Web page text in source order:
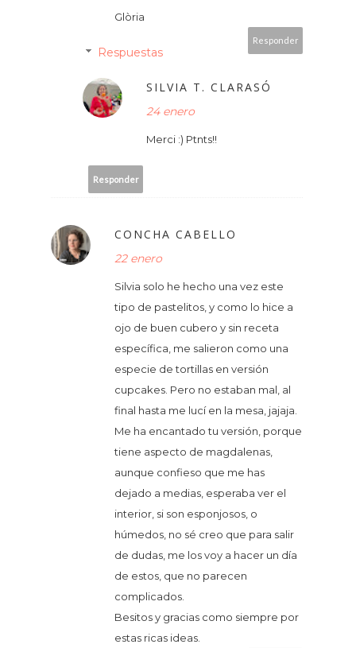
Glòria
Responder
Respuestas
SILVIA T. CLARASÓ
24 enero
Merci :) Ptnts!!
Responder
CONCHA CABELLO
22 enero
Silvia solo he hecho una vez este
tipo de pastelitos, y como lo hice a
ojo de buen cubero y sin receta
específica, me salieron como una
especie de tortillas en versión
cupcakes. Pero no estaban mal, al
final hasta me lucí en la mesa, jajaja.
Me ha encantado tu versión, porque
tiene aspecto de magdalenas,
aunque confieso que me has
dejado a medias, esperaba ver el
interior, si son esponjosos, o
húmedos, no sé creo que para salir
de dudas, me los voy a hacer un día
de estos, que no parecen
complicados.
Besitos y gracias como siempre por
estas ricas ideas.